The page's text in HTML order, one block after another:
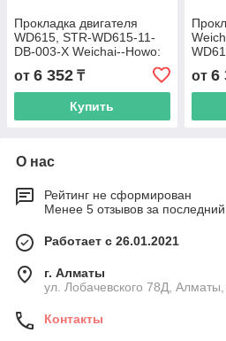
Прокладка двигателя
WD615, STR-WD615-11-
DB-003-X Weichai--Howo:
SD16, ZL50G, CAMC,
SHANXIMAN280
от 6 352 ₸
Купить
от 6
О нас
Рейтинг не сформирован
Менее 5 отзывов за последний
Работает с 26.01.2021
г. Алматы
ул. Лобачевского 78Д, Алматы,
Контакты